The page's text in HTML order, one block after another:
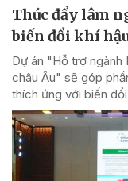
Thúc đẩy lâm
biến đổi khí
Dự án "Hỗ trợ ngành
châu Âu" sẽ góp
thích ứng với biến